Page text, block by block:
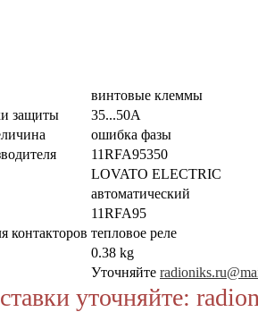
винтовые клеммы
защиты
35...50А
ошибка фазы
11RFA95350
LOVATO ELECTRIC
автоматический
11RFA95
контакторов тепловое реле
0.38 kg
Уточняйте
уточняйте: